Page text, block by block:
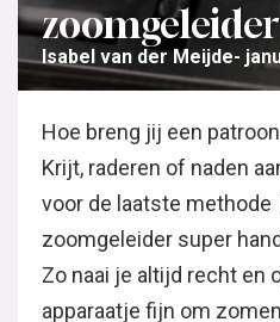
zoomgeleider
Isabel van der Meijde
Hoe breng jij een
Krijt, raderen of naden
voor de laatste
zoomgeleider super
Zo naai je altijd recht en
apparaatje fijn om